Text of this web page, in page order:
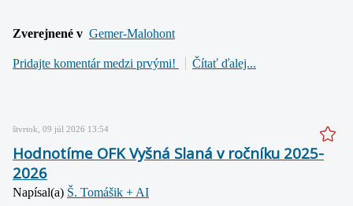
Zverejnené v Gemer-Malohont
Pridajte komentár medzi prvými! Čítať ďalej...
štvrtok, 09 júl 2026 13:54
Hodnotíme OFK Vyšná Slaná v ročníku 2025-
2026
Napísal(a) Š. Tomášik + AI